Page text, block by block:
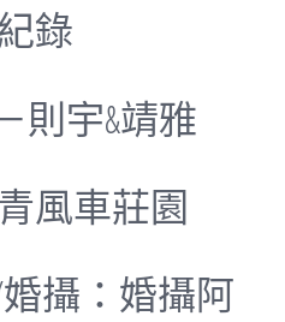
錄
則宇&靖雅
風車莊園
攝：婚攝阿